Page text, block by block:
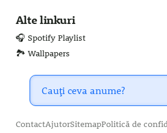
Alte linkuri
🎧 Spotify Playlist
🏞️ Wallpapers
ContactAjutorSitemapPolitică de